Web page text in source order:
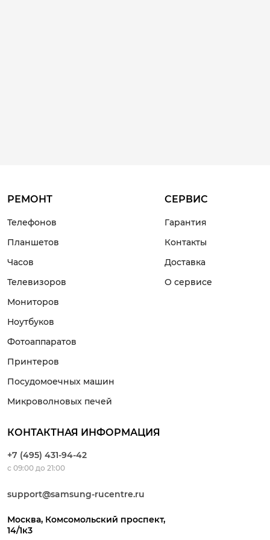
РЕМОНТ
Телефонов
Планшетов
Часов
Телевизоров
Мониторов
Ноутбуков
Фотоаппаратов
Принтеров
Посудомоечных машин
Микроволновых печей
СЕРВИС
Гарантия
Контакты
Доставка
О сервисе
КОНТАКТНАЯ ИНФОРМАЦИЯ
+7 (495) 431-94-42
с 09:00 до 21:00
support@samsung-rucentre.ru
Москва, Комсомольский проспект,
14/1к3